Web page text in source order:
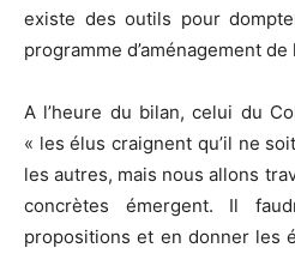
existe des outils pour
programme d’aménagement de
A l’heure du bilan, celui du
« les élus craignent qu’il ne
les autres, mais nous allons
concrètes émergent. Il
propositions et en donner les